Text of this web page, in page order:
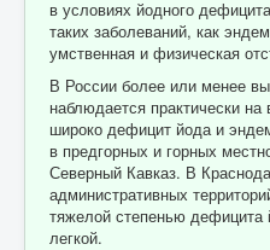
в условиях йодного
таких заболеваний, как
умственная и физическая
В России более или менее
наблюдается практически
широко дефицит йода и
в предгорных и горных
Северный Кавказ. В
административных
тяжелой степенью дефицита
легкой.